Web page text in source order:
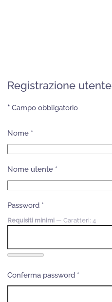
Registrazione utente
* Campo obbligatorio
Nome *
Nome utente *
Password *
Requisiti minimi — Caratteri: 4
Conferma password *